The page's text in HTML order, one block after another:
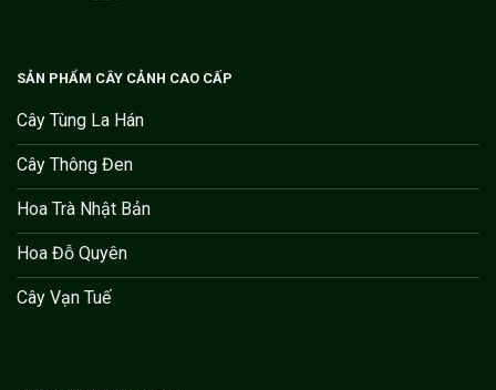
SẢN PHẨM CÂY CẢNH CAO CẤP
Cây Tùng La Hán
Cây Thông Đen
Hoa Trà Nhật Bản
Hoa Đỗ Quyên
Cây Vạn Tuế